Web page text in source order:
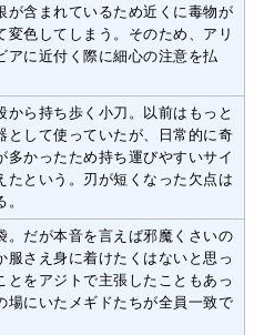
が含まれているため近くに毒物が
変色してしまう。そのため、アリ
アに近付く際に細心の注意を払
から持ち歩く小刀。以前はもっと
として使っていたが、日常的に奇
多かったため持ち運びやすいサイ
たという。刃が短くなった欠点は
。だが本音を言えば邪魔くさいの
服さえ身に着けたくはないと思っ
とをアジトで主張したこともあっ
場にいたメギドたちが全員一致で